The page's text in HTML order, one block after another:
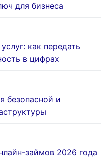
для бизнеса
как передать
в цифрах
безопасной и
займов 2026 года